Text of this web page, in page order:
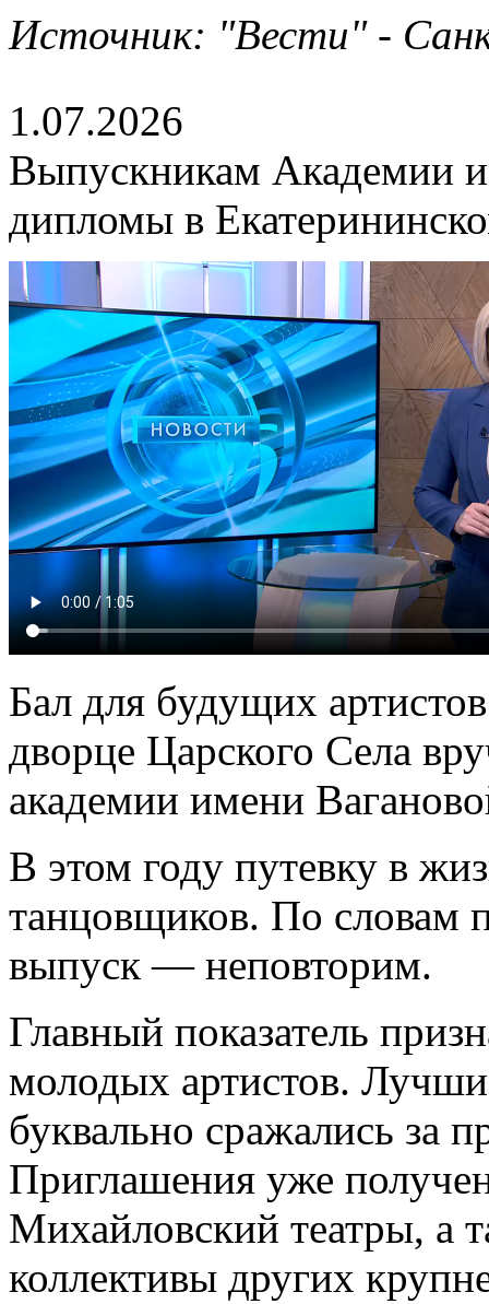
Источник: "Вести" -
1.07.2026
Выпускникам Академии
дипломы в
Бал для будущих
дворце Царского Села
академии имени
В этом году путевку в
танцовщиков. По словам
выпуск — неповторим.
Главный показатель
молодых артистов.
буквально сражались за
Приглашения уже
Михайловский театры, а
коллективы других